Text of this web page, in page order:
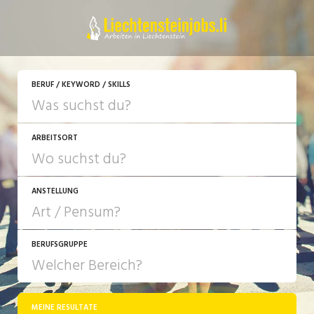
BERUF / KEYWORD / SKILLS
ARBEITSORT
ANSTELLUNG
JOB-TYP
Festanstellung
BERUFSGRUPPE
MEINE RESULTATE